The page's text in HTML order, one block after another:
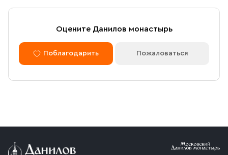
Оцените Данилов монастырь
Поблагодарить Пожаловаться